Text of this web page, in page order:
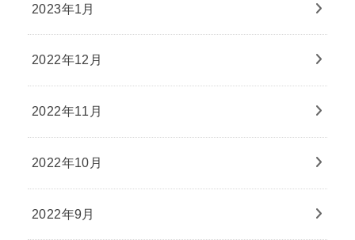
2023年1月
2022年12月
2022年11月
2022年10月
2022年9月